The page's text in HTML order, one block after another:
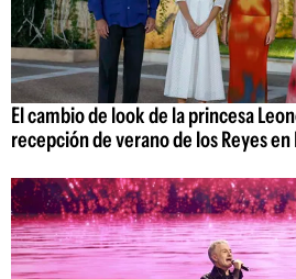
El cambio de look de la princesa
recepción de verano de los Reyes